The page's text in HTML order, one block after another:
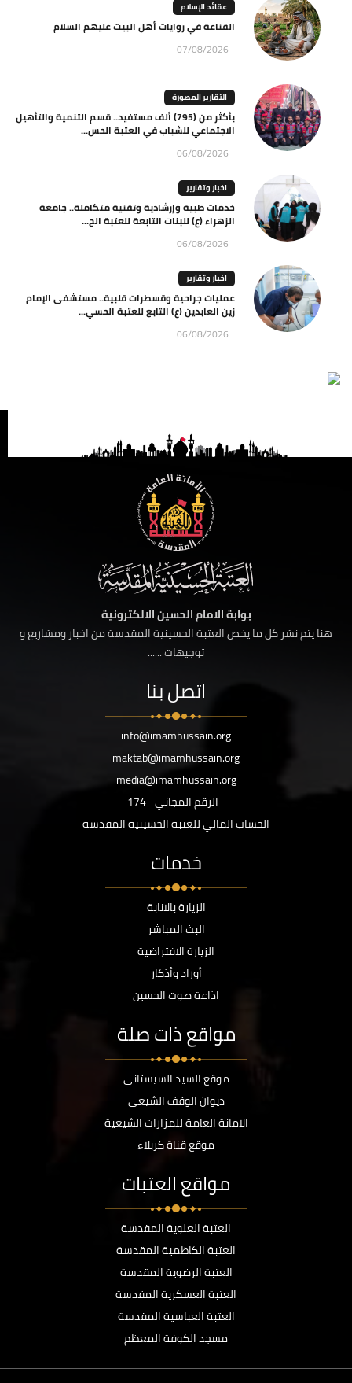
عقائد الإسلام
القناعة في روايات أهل البيت عليهم السلام
07/08/2026
التقارير المصورة
بأكثر من (795) ألف مستفيد.. قسم التنمية والتأهيل
الاجتماعي للشباب في العتبة الحس...
06/08/2026
اخبار وتقارير
خدمات طبية وإرشادية وتقنية متكاملة.. جامعة
الزهراء (ع) للبنات التابعة للعتبة الح...
06/08/2026
اخبار وتقارير
عمليات جراحية وقسطرات قلبية.. مستشفى الإمام
زين العابدين (ع) التابع للعتبة الحسي...
06/08/2026
بوابة الامام الحسين الالكترونية
هنا يتم نشر كل ما يخص العتبة الحسينية المقدسة من اخبار ومشاريع و
توجيهات ......
اتصل بنا
info@imamhussain.org
maktab@imamhussain.org
media@imamhussain.org
الرقم المجاني 174
الحساب المالي للعتبة الحسينية المقدسة
خدمات
الزيارة بالانابة
البث المباشر
الزيارة الافتراضية
أوراد وأذكار
اذاعة صوت الحسين
مواقع ذات صلة
موقع السيد السيستاني
ديوان الوقف الشيعي
الامانة العامة للمزارات الشيعية
موقع قناة كربلاء
مواقع العتبات
العتبة العلوية المقدسة
العتبة الكاظمية المقدسة
العتبة الرضوية المقدسة
العتبة العسكرية المقدسة
العتبة العباسية المقدسة
مسجد الكوفة المعظم